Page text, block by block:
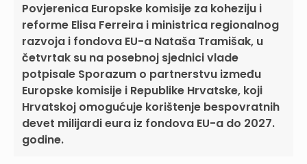
Povjerenica Europske komisije za koheziju i
reforme Elisa Ferreira i ministrica regionalnog
razvoja i fondova EU-a Nataša Tramišak, u
četvrtak su na posebnoj sjednici vlade
potpisale Sporazum o partnerstvu između
Europske komisije i Republike Hrvatske, koji
Hrvatskoj omogućuje korištenje bespovratnih
devet milijardi eura iz fondova EU-a do 2027.
godine.